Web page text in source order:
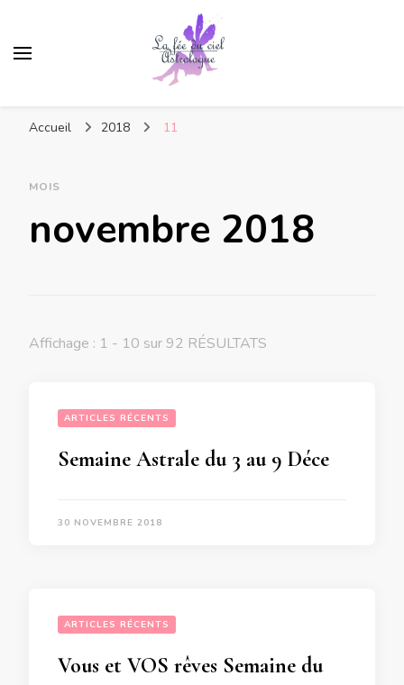
Accueil 2018 11
MOIS
novembre 2018
Affichage : 1 - 10 sur 92 RÉSULTATS
ARTICLES RÉCENTS
30 NOVEMBRE 2018
ARTICLES RÉCENTS